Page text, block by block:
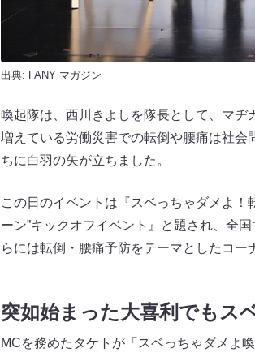
出典: FANY マガジン
喚起隊は、西川きよしを隊長として、マ
増えている労働災害での転倒や腰痛は社会
ちに白羽の矢が立ちました。
この日のイベントは『スベっちゃダメよ
ーン”キックオフイベント』と題され、全
らには転倒・腰痛予防をテーマとしたコー
突如始まった大喜利でもス
MCを務めたタケトが「スベっちゃダメよ